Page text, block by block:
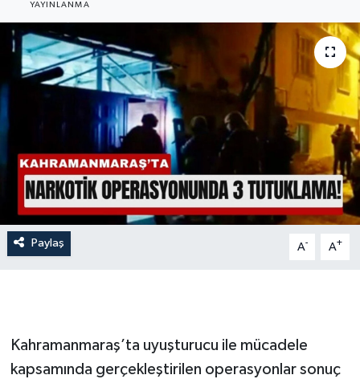
YAYINLANMA
Paylaş A- A+
Kahramanmaraş’ta uyuşturucu ile mücadele
kapsamında gerçekleştirilen operasyonlar sonuç
EĞİTİM
İLÇE HABERLERİ
KÜLTÜR-SANAT
KSÜ
DÜNYA
ROPORTAJ
YEREL YÖNETİM
Haber Arşivi